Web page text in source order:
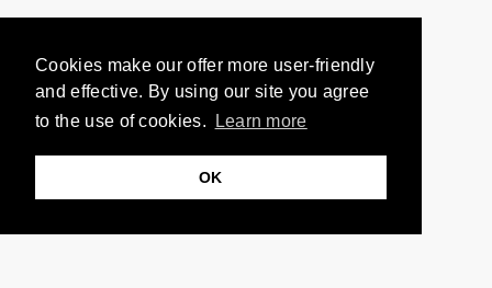
Cookies make our offer more user-friendly
and effective. By using our site you agree
to the use of cookies.
Learn more
OK